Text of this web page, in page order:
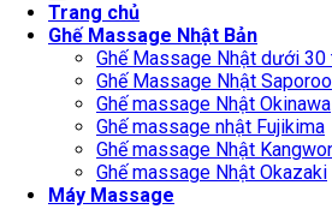
Trang chủ
Ghế Massage Nhật Bản
Ghế Massage Nhật dưới 30
Ghế Massage Nhật Saporoo
Ghế massage Nhật Okinawa
Ghế massage nhật Fujikima
Ghế massage Nhật
Ghế massage Nhật Okazaki
Máy Massage